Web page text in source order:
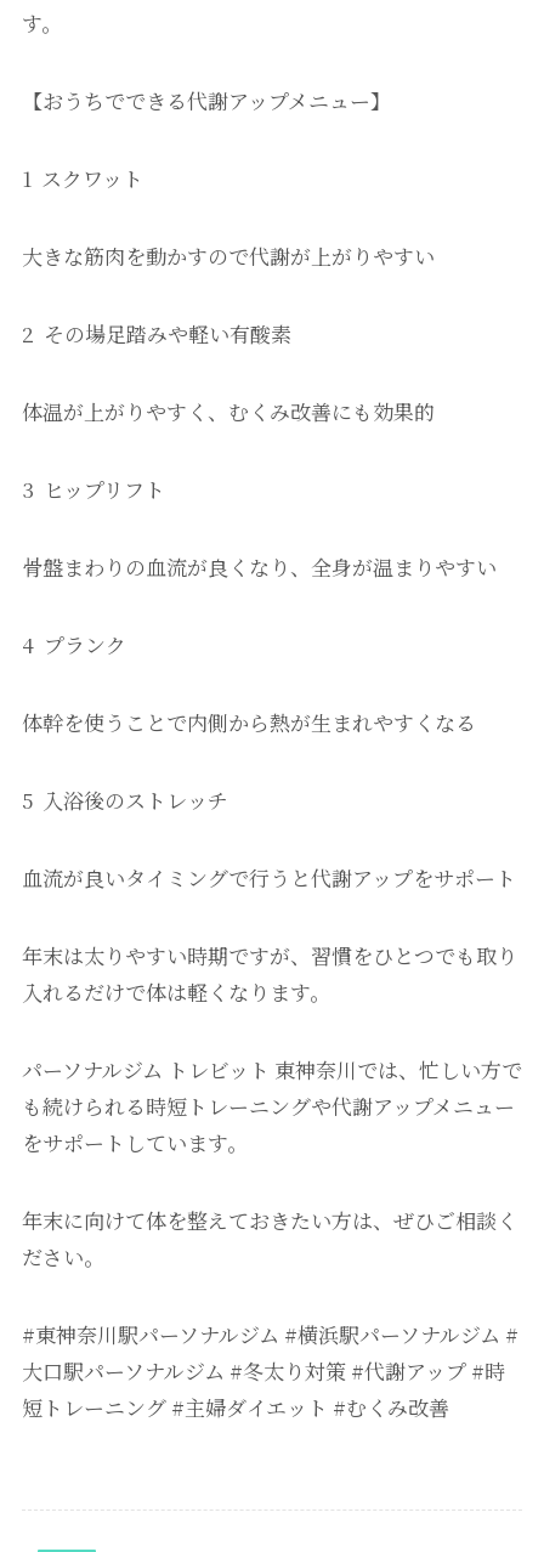
す。
【おうちでできる代謝アップメニュー】
1 スクワット
大きな筋肉を動かすので代謝が上がりやすい
2 その場足踏みや軽い有酸素
体温が上がりやすく、むくみ改善にも効果的
3 ヒップリフト
骨盤まわりの血流が良くなり、全身が温まりやすい
4 プランク
体幹を使うことで内側から熱が生まれやすくなる
5 入浴後のストレッチ
血流が良いタイミングで行うと代謝アップをサポート
年末は太りやすい時期ですが、習慣をひとつでも取り
入れるだけで体は軽くなります。
パーソナルジム トレビット 東神奈川では、忙しい方で
も続けられる時短トレーニングや代謝アップメニュー
をサポートしています。
年末に向けて体を整えておきたい方は、ぜひご相談く
ださい。
#東神奈川駅パーソナルジム #横浜駅パーソナルジム #
大口駅パーソナルジム #冬太り対策 #代謝アップ #時
短トレーニング #主婦ダイエット #むくみ改善